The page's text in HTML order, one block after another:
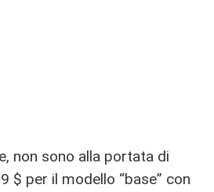
non sono alla portata di
$ per il modello “base” con